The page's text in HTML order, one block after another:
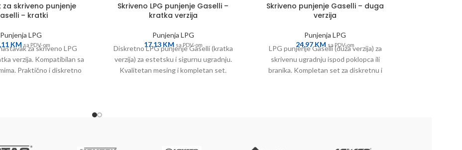
za skriveno punjenje
– kratki
Punjenja LPG
KM sa PDV-om
za skriveno LPG
verzija. Kompatibilan sa
Praktično i diskretno
Skriveno LPG punjenje Gaselli –
kratka verzija
Punjenja LPG
17,13 KM sa PDV-om
Diskretno LPG punjenje Gaselli (kratka
verzija) za estetsku i sigurnu ugradnju.
Kvalitetan mesing i kompletan set.
Skriveno punjenje Gaselli – duga
verzija
Punjenja LPG
24,97KM sa PDV-om
LPG punjenje Gaselli (duža verzija) za
skrivenu ugradnju ispod poklopca ili
branika. Kompletan set za diskretnu i